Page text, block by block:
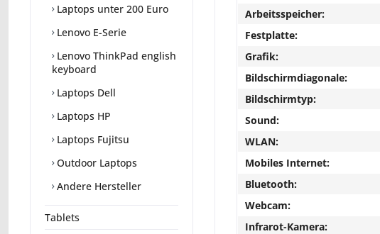
Laptops unter 200 Euro
Lenovo E-Serie
Lenovo ThinkPad english
keyboard
Laptops Dell
Laptops HP
Laptops Fujitsu
Outdoor Laptops
Andere Hersteller
Tablets
Arbeitsspeicher:
Festplatte:
Grafik:
Bildschirmdiagonale:
Bildschirmtyp:
Sound:
WLAN:
Mobiles Internet:
Bluetooth:
Webcam:
Infrarot-Kamera: